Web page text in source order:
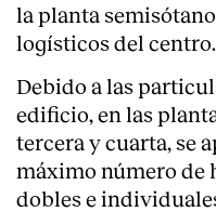
la planta
logísticos del centro.
Debido a las
edificio, en las
tercera y cuarta, se
máximo número de
dobles e